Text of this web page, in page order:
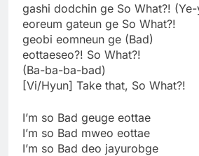
gashi dodchin ge So What?!
eoreum gateun ge So What?!
geobi eomneun ge (Bad)
eottaeseo?! So What?!
(Ba-ba-ba-bad)
[Vi/Hyun] Take that, So What?!
I’m so Bad geuge eottae
I’m so Bad mweo eottae
I’m so Bad deo jayurobge